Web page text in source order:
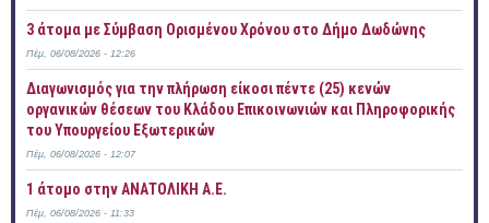
3 άτομα με Σύμβαση Ορισμένου Χρόνου στο Δήμο Δωδώνης
Πέμ, 06/08/2026 - 12:26
Διαγωνισμός για την πλήρωση είκοσι πέντε (25) κενών
οργανικών θέσεων του Κλάδου Επικοινωνιών και Πληροφορικής
του Υπουργείου Εξωτερικών
Πέμ, 06/08/2026 - 12:07
1 άτομο στην ΑΝΑΤΟΛΙΚΗ Α.Ε.
Πέμ, 06/08/2026 - 11:33